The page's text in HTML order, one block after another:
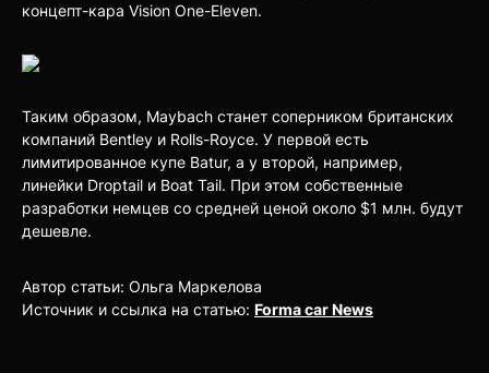
концепт-кара Vision One-Eleven.
Таким образом, Maybach станет соперником британских
компаний Bentley и Rolls-Royce. У первой есть
лимитированное купе Batur, а у второй, например,
линейки Droptail и Boat Tail. При этом собственные
разработки немцев со средней ценой около $1 млн. будут
дешевле.
Автор статьи: Ольга Маркелова
Источник и ссылка на статью: Forma car News